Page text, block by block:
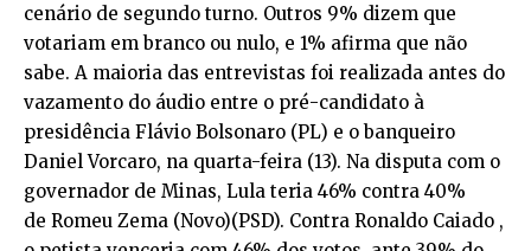
cenário de segundo turno. Outros 9% dizem que
votariam em branco ou nulo, e 1% afirma que não
sabe. A maioria das entrevistas foi realizada antes do
vazamento do áudio entre o pré-candidato à
presidência Flávio Bolsonaro (PL) e o banqueiro
Daniel Vorcaro, na quarta-feira (13). Na disputa com o
governador de Minas, Lula teria 46% contra 40%
de Romeu Zema (Novo)(PSD). Contra Ronaldo Caiado ,